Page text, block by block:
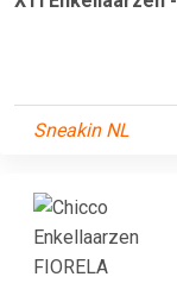
Sneakin NL